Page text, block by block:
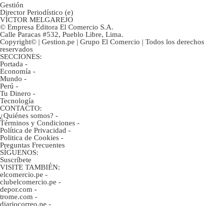
Gestión
Director Periodístico (e)
VÍCTOR MELGAREJO
© Empresa Editora El Comercio S.A.
Calle Paracas #532, Pueblo Libre, Lima.
Copyright© | Gestion.pe | Grupo El Comercio | Todos los derechos
reservados
SECCIONES:
Portada -
Economía -
Mundo -
Perú -
Tu Dinero -
Tecnología
CONTACTO:
¿Quiénes somos? -
Términos y Condiciones -
Política de Privacidad -
Politica de Cookies -
Preguntas Frecuentes
SÍGUENOS:
Suscríbete
VISITE TAMBIÉN:
elcomercio.pe -
clubelcomercio.pe -
depor.com -
trome.com -
diariocorreo.pe -